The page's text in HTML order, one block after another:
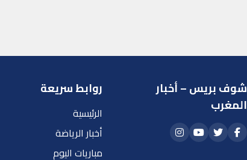
شوف بريس – أخبار
المغرب
روابط سريعة
الرئيسية
أخبار الرياضة
مباريات اليوم